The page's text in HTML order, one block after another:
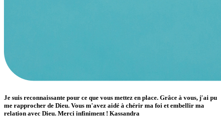
Je suis reconnaissante pour ce que vous mettez en place. Grâce à vous, j'ai pu
me rapprocher de Dieu. Vous m'avez aidé à chérir ma foi et embellir ma
relation avec Dieu. Merci infiniment ! Kassandra